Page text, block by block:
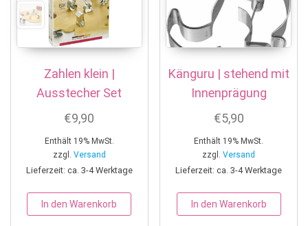
Zahlen klein |
Ausstecher Set
€9,90
Enthält 19% MwSt.
zzgl. Versand
Lieferzeit: ca. 3-4 Werktage
In den Warenkorb
Känguru | stehend mit
Innenprägung
€5,90
Enthält 19% MwSt.
zzgl.Versand
Lieferzeit: ca. 3-4 Werktage
In den Warenkorb